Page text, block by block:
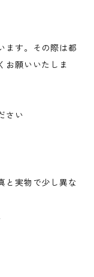
ます。その際は都
お願いいたしま
さい
と実物で少し異な